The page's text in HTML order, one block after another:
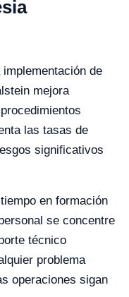
de
mejora
las tasas de
significativos
en formación
se concentre
técnico
problema
operaciones sigan